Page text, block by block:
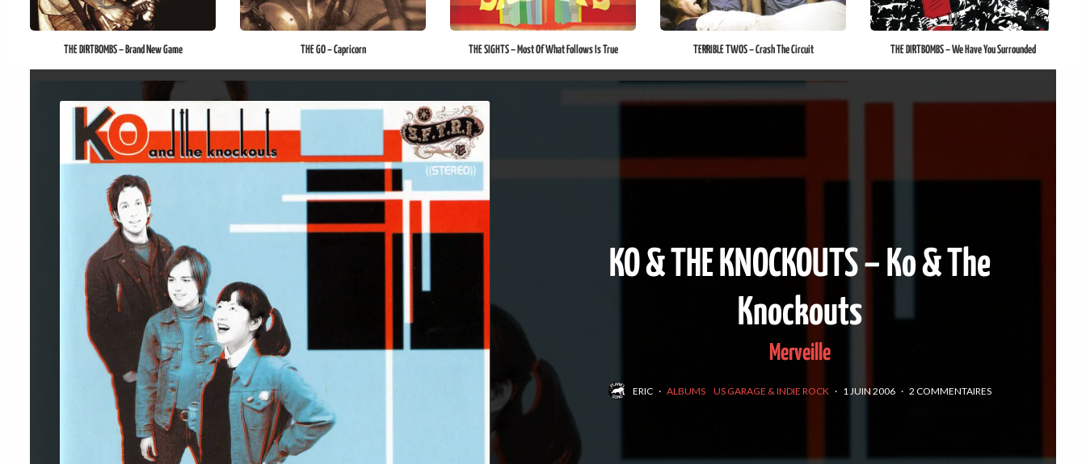
THE DIRTBOMBS – Brand New Game THE GO – Capricorn THE SIGHTS – Most Of What Follows Is True TERRIBLE TWOS – Crash The Circuit THE DIRTBOMBS – We Have You Surrounded
KO & THE KNOCKOUTS – Ko & The
Knockouts
Merveille
ERIC · ALBUMS US GARAGE & INDIE ROCK · 1 JUIN 2006 · 2 COMMENTAIRES